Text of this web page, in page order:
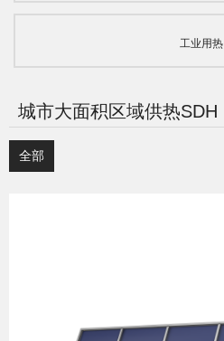
工业用热
城市大面积区域供热SDH
全部